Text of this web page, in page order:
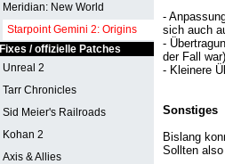
Meridian: New World
Starpoint Gemini 2: Origins
Fixes / offizielle Patches
Unreal 2
Tarr Chronicles
Sid Meier's Railroads
Kohan 2
Axis & Allies
-
sich auch
-
der Fall war)
- Kleinere
Sonstiges
Bislang
Sollten